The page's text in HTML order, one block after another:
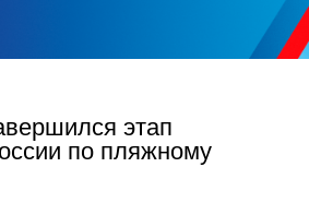
этап
по пляжному